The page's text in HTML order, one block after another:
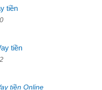
tiền
tiền
tiền Online